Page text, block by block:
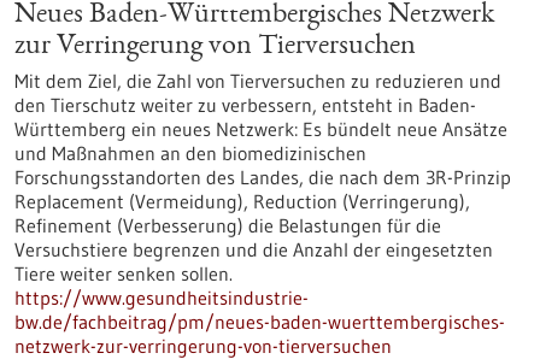
Neues Baden-Württembergisches Netzwerk
zur Verringerung von Tierversuchen
Mit dem Ziel, die Zahl von Tierversuchen zu reduzieren und
den Tierschutz weiter zu verbessern, entsteht in Baden-
Württemberg ein neues Netzwerk: Es bündelt neue Ansätze
und Maßnahmen an den biomedizinischen
Forschungsstandorten des Landes, die nach dem 3R-Prinzip
Replacement (Vermeidung), Reduction (Verringerung),
Refinement (Verbesserung) die Belastungen für die
Versuchstiere begrenzen und die Anzahl der eingesetzten
Tiere weiter senken sollen.
https://www.gesundheitsindustrie-
bw.de/fachbeitrag/pm/neues-baden-wuerttembergisches-
netzwerk-zur-verringerung-von-tierversuchen